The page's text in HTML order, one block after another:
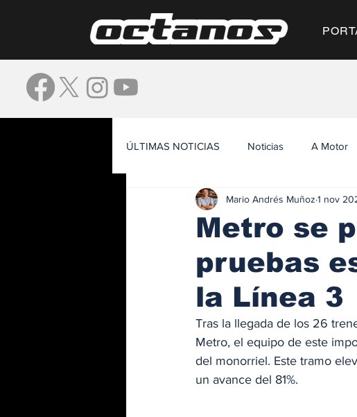
ÚLTIMAS NOTICIAS Noticias A Motor
Metro se
pruebas
la Línea 3
Mario Andrés Muñoz 1 nov
Tras la llegada de los 26
Metro, el equipo de este
del monorriel. Este tramo
un avance del 81%.